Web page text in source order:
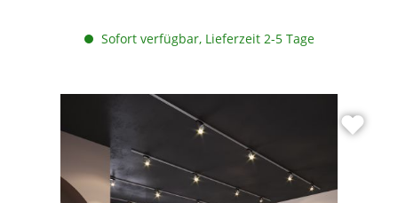
Sofort verfügbar, Lieferzeit 2-5 Tage